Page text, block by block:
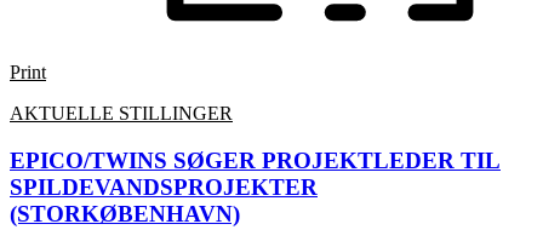
Print
AKTUELLE STILLINGER
EPICO/TWINS SØGER PROJEKTLEDER TIL
SPILDEVANDSPROJEKTER
(STORKØBENHAVN)